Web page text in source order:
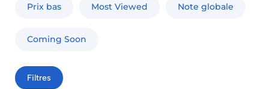
Prix bas Most Viewed Note globale
Coming Soon
Filtres